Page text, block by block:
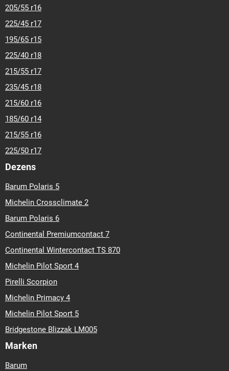
205/55 r16
225/45 r17
195/65 r15
225/40 r18
215/55 r17
235/45 r18
215/60 r16
185/60 r14
215/55 r16
225/50 r17
Dezens
Barum Polaris 5
Michelin Crossclimate 2
Barum Polaris 6
Continental Premiumcontact 7
Continental Wintercontact TS 870
Michelin Pilot Sport 4
Pirelli Scorpion
Michelin Primacy 4
Michelin Pilot Sport 5
Bridgestone Blizzak LM005
Marken
Barum